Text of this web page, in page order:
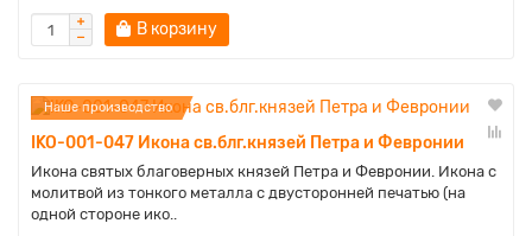
В корзину
Наше производство
IKO-001-047 Икона св.блг.князей Петра и Февронии
Икона святых благоверных князей Петра и Февронии. Икона с
молитвой из тонкого металла с двусторонней печатью (на
одной стороне ико..